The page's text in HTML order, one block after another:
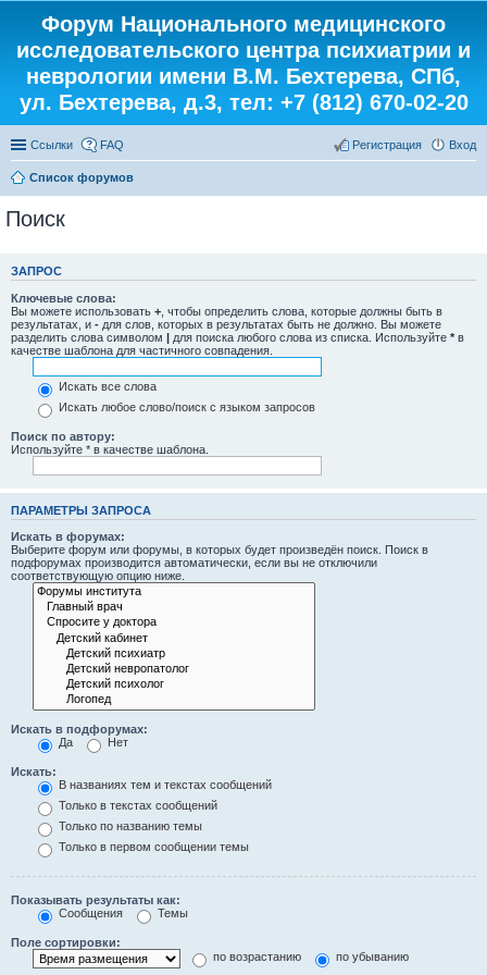
Форум Национального медицинского
исследовательского центра психиатрии и
неврологии имени В.М. Бехтерева, СПб,
ул. Бехтерева, д.3, тел: +7 (812) 670-02-20
Ссылки FAQ Вход
Регистрация
Список форумов
Поиск
ЗАПРОС
Ключевые слова:
Вы можете использовать + , чтобы определить слова, которые должны быть в
результатах, и - для слов, которых в результатах быть не должно. Вы можете
разделить слова символом | для поиска любого слова из списка. Используйте * в
качестве шаблона для частичного совпадения.
Искать все слова
Искать любое слово/поиск с языком запросов
Поиск по автору:
Используйте * в качестве шаблона.
ПАРАМЕТРЫ ЗАПРОСА
Искать в форумах:
Выберите форум или форумы, в которых будет произведён поиск. Поиск в
подфорумах производится автоматически, если вы не отключили
соответствующую опцию ниже.
Искать в подфорумах:
Да
Нет
Искать:
В названиях тем и текстах сообщений
Только в текстах сообщений
Только по названию темы
Только в первом сообщении темы
Показывать результаты как:
Сообщения
Темы
Поле сортировки:
по возрастанию
по убыванию